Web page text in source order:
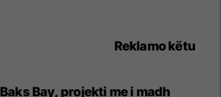
Reklamo këtu
Baks Bay, projekti me i madh